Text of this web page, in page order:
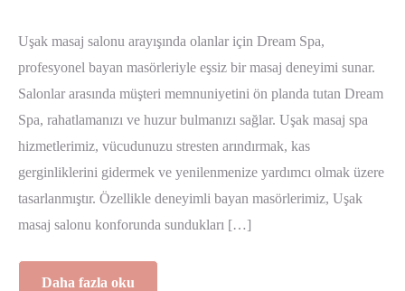
Uşak masaj salonu arayışında olanlar için Dream Spa,
profesyonel bayan masörleriyle eşsiz bir masaj deneyimi sunar.
Salonlar arasında müşteri memnuniyetini ön planda tutan Dream
Spa, rahatlamanızı ve huzur bulmanızı sağlar. Uşak masaj spa
hizmetlerimiz, vücudunuzu stresten arındırmak, kas
gerginliklerini gidermek ve yenilenmenize yardımcı olmak üzere
tasarlanmıştır. Özellikle deneyimli bayan masörlerimiz, Uşak
masaj salonu konforunda sundukları […]
Daha fazla oku